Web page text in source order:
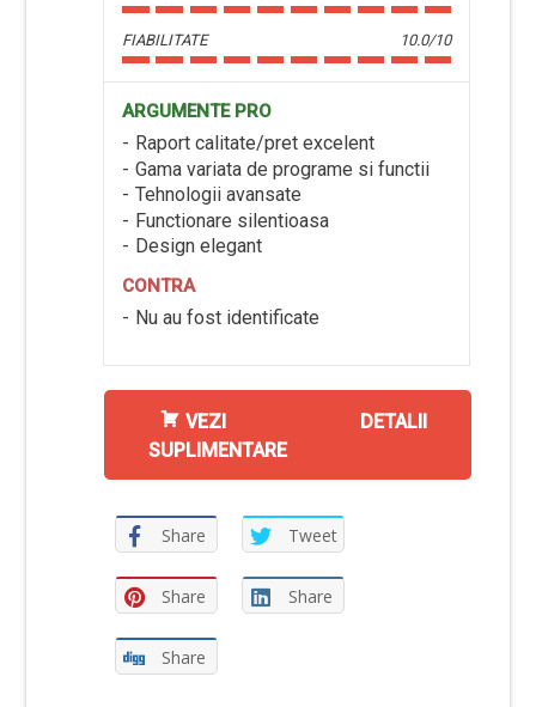
FIABILITATE 10.0/10
ARGUMENTE PRO
Raport calitate/pret excelent
Gama variata de programe si functii
Tehnologii avansate
Functionare silentioasa
Design elegant
CONTRA
Nu au fost identificate
VEZI DETALII
SUPLIMENTARE
Share Tweet
Share Share
Share